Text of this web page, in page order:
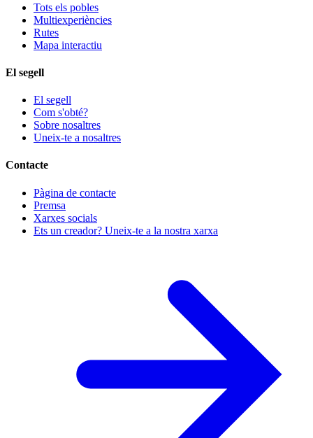
Tots els pobles
Multiexperiències
Rutes
Mapa interactiu
El segell
El segell
Com s'obté?
Sobre nosaltres
Uneix-te a nosaltres
Contacte
Pàgina de contacte
Premsa
Xarxes socials
Ets un creador? Uneix-te a la nostra xarxa